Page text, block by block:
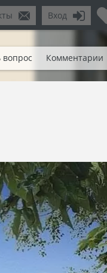
Вход
вопрос Комментарии